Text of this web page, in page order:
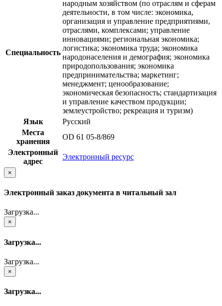
Специальность
народным хозяйством (по отраслям и сферам
деятельности, в том числе: экономика,
организация и управление предприятиями,
отраслями, комплексами; управление
инновациями; региональная экономика;
логистика; экономика труда; экономика
народонаселения и демография; экономика
природопользования; экономика
предпринимательства; маркетинг;
менеджмент; ценообразование;
экономическая безопасность; стандартизация
и управление качеством продукции;
землеустройство; рекреация и туризм)
Язык
Русский
Места
хранения
OD 61 05-8/869
Электронный
адрес
Электронный ресурс
×
Электронный заказ документа в читальный зал
Загрузка...
×
Загрузка...
Загрузка...
×
Загрузка...